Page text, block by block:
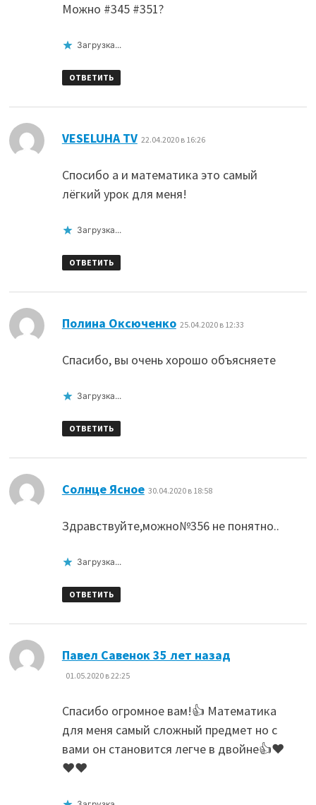
Можно #345 #351?
Загрузка...
ОТВЕТИТЬ
VESELUHA TV: 22.04.2020 в 16:26
Спосибо а и математика это самый
лёгкий урок для меня!
Загрузка...
ОТВЕТИТЬ
Полина Оксюченко: 25.04.2020 в 12:33
Спасибо, вы очень хорошо объясняете
Загрузка...
ОТВЕТИТЬ
Солнце Ясное: 30.04.2020 в 18:58
Здравствуйте,можно№356 не понятно..
Загрузка...
ОТВЕТИТЬ
Павел Савенок 35 лет назад
01.05.2020 в 22:25
Спасибо огромное вам!👍 Математика
для меня самый сложный предмет но с
вами он становится легче в двойне👍❤
❤❤